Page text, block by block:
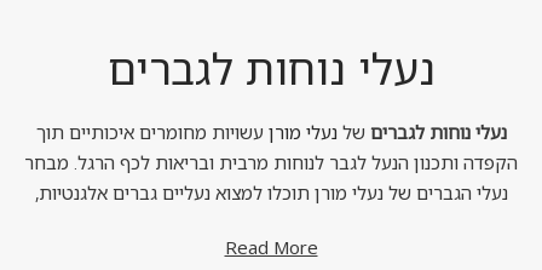
נעלי נוחות לגברים
נעלי נוחות לגברים של נעלי מורן עשויות מחומרים איכותיים תוך
הקפדה ותכנון הנעל לגבר לנוחות מרבית ובריאות לכף הרגל. מבחר
נעלי הגברים של נעלי מורן תוכלו למצוא נעליים גברים אלגנטיות,
לגברים. מבחר נעליים לגברים של נעלי מורן מתאים לכל שמחפש
Read More